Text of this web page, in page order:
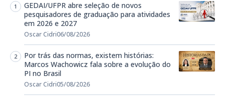
GEDAI/UFPR abre seleção de novos
pesquisadores de graduação para atividades
em 2026 e 2027
Oscar Cidri06/08/2026
Por trás das normas, existem histórias:
Marcos Wachowicz fala sobre a evolução do
PI no Brasil
Oscar Cidri05/08/2026